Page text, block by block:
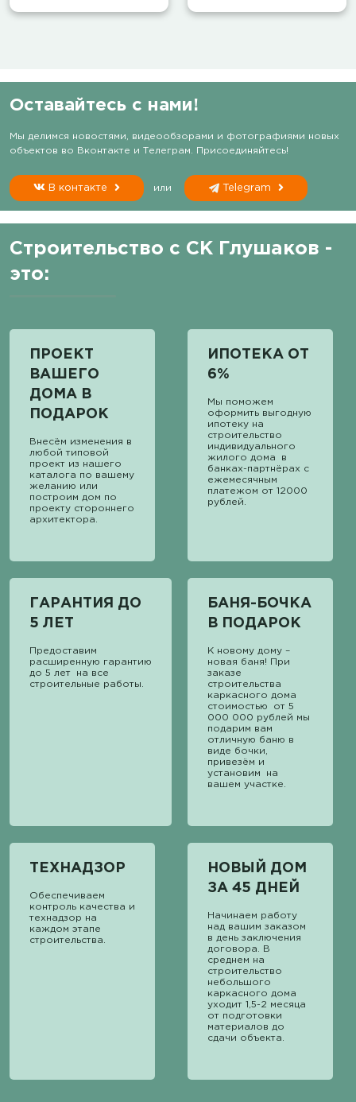
Оставайтесь с нами!
Мы делимся новостями, видеообзорами и фотографиями новых
объектов во Вконтакте и Телеграм. Присоединяйтесь!
В контакте или Telegram
Строительство с СК Глушаков -
это:
ПРОЕКТ
ВАШЕГО
ДОМА В
ПОДАРОК
Внесём изменения в
любой типовой
проект из нашего
каталога по вашему
желанию или
построим дом по
проекту стороннего
архитектора.
ИПОТЕКА ОТ
6%
Мы поможем
оформить выгодную
ипотеку на
строительство
индивидуального
жилого дома в
банках-партнёрах с
ежемесячным
платежом от 12000
рублей.
ГАРАНТИЯ ДО
5 ЛЕТ
Предоставим
расширенную гарантию
до 5 лет на все
строительные работы.
БАНЯ-БОЧКА
В ПОДАРОК
К новому дому –
новая баня! При
заказе
строительства
каркасного дома
стоимостью от 5
000 000 рублей мы
подарим вам
отличную баню в
виде бочки,
привезём и
установим на
вашем участке.
ТЕХНАДЗОР
Обеспечиваем
контроль качества и
технадзор на
каждом этапе
строительства.
НОВЫЙ ДОМ
ЗА 45 ДНЕЙ
Начинаем работу
над вашим заказом
в день заключения
договора. В
среднем на
строительство
небольшого
каркасного дома
уходит 1,5-2 месяца
от подготовки
материалов до
сдачи объекта.